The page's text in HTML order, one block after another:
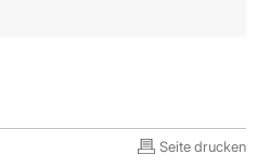
Seite drucken